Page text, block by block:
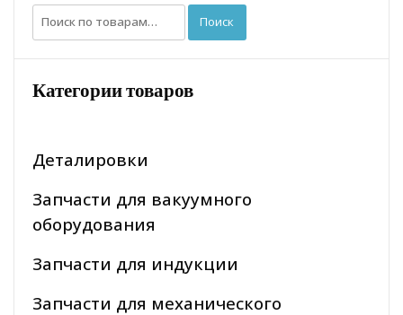
Искать: Поиск
Категории товаров
Деталировки
Запчасти для вакуумного
оборудования
Запчасти для индукции
Запчасти для механического